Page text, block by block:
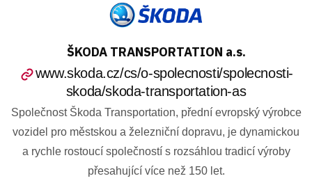
ŠKODA TRANSPORTATION a.s.
www.skoda.cz/cs/o-spolecnosti/spolecnosti-
skoda/skoda-transportation-as
Společnost Škoda Transportation, přední evropský výrobce
vozidel pro městskou a železniční dopravu, je dynamickou
a rychle rostoucí společností s rozsáhlou tradicí výroby
přesahující více než 150 let.